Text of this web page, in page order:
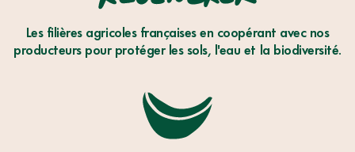
Les filières agricoles françaises en coopérant avec nos
producteurs pour protéger les sols, l'eau et la biodiversité.